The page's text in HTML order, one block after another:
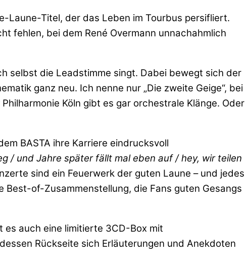
Laune-Titel, der das Leben im Tourbus persifliert.
fehlen, bei dem René Overmann unnachahmlich
selbst die Leadstimme singt. Dabei bewegt sich der
ganz neu. Ich nenne nur „Die zweite Geige“, bei
Köln gibt es gar orchestrale Klänge. Oder
BASTA ihre Karriere eindrucksvoll
/ und Jahre später fällt mal eben auf / hey, wir teilen
sind ein Feuerwerk der guten Laune – und jedes
Best-of-Zusammenstellung, die Fans guten Gesangs
auch eine limitierte 3CD-Box mit
Rückseite sich Erläuterungen und Anekdoten